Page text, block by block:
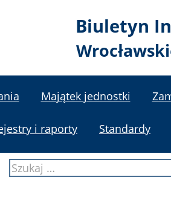
Majątek jednostki
i raporty Standardy
Biuletyn
Szukaj: